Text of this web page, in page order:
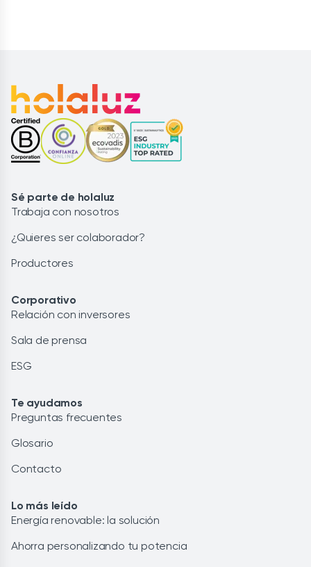
Sé parte de holaluz
Trabaja con nosotros
¿Quieres ser colaborador?
Productores
Corporativo
Relación con inversores
Sala de prensa
ESG
Te ayudamos
Preguntas frecuentes
Glosario
Contacto
Lo más leído
Energía renovable: la solución
Ahorra personalizando tu potencia